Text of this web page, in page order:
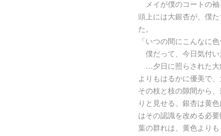
メイが僕のコートの袖
頭上には大銀杏が、僕
た。
「いつの間にこんなに
僕だって、今日気付い
…夕日に照らされた大
よりもはるかに優美で
その枝と枝の隙間から
りと見せる。銀杏は黄
はその認識を改める必
葉の群れは、黄色より